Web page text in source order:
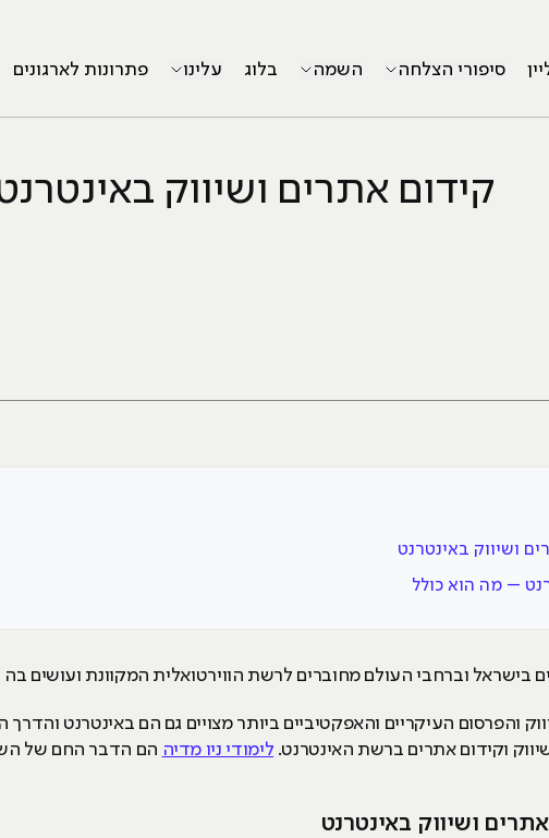
סיפורי הצלחה השמה בלוג עלינו פתרונות לארגונים
קידום אתרים ושיווק
ושיווק באינטרנט
– מה הוא כולל
בישראל וברחבי העולם מחוברים לרשת הווירטואלית המקוונת ועושים
והפרסום העיקריים והאפקטיביים ביותר מצויים גם הם באינטרנט
וקידום אתרים ברשת האינטרנט. לימודי ניו מדיה הם הדבר החם של
ושיווק באינטרנט